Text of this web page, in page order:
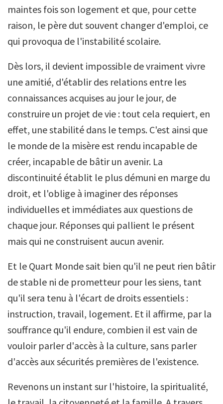
maintes fois son logement et que, pour cette
raison, le père dut souvent changer d'emploi, ce
qui provoqua de l'instabilité scolaire.
Dès lors, il devient impossible de vraiment vivre
une amitié, d'établir des relations entre les
connaissances acquises au jour le jour, de
construire un projet de vie : tout cela requiert, en
effet, une stabilité dans le temps. C'est ainsi que
le monde de la misère est rendu incapable de
créer, incapable de bâtir un avenir. La
discontinuité établit le plus démuni en marge du
droit, et l'oblige à imaginer des réponses
individuelles et immédiates aux questions de
chaque jour. Réponses qui pallient le présent
mais qui ne construisent aucun avenir.
Et le Quart Monde sait bien qu'il ne peut rien bâtir
de stable ni de prometteur pour les siens, tant
qu'il sera tenu à l'écart de droits essentiels :
instruction, travail, logement. Et il affirme, par la
souffrance qu'il endure, combien il est vain de
vouloir parler d'accès à la culture, sans parler
d'accès aux sécurités premières de l'existence.
Revenons un instant sur l'histoire, la spiritualité,